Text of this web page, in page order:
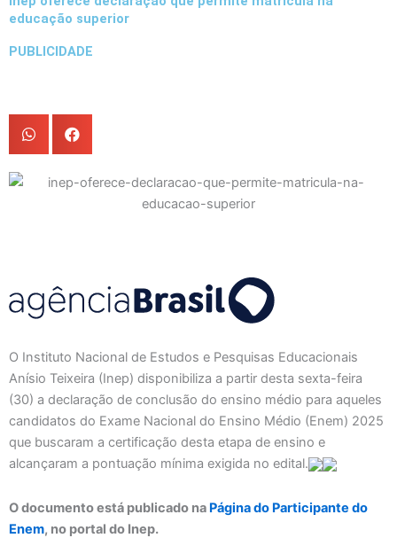
educação superior
PUBLICIDADE
O Instituto Nacional de Estudos e Pesquisas Educacionais
Anísio Teixeira (Inep) disponibiliza a partir desta sexta-feira
(30) a declaração de conclusão do ensino médio para aqueles
candidatos do Exame Nacional do Ensino Médio (Enem) 2025
que buscaram a certificação desta etapa de ensino e
alcançaram a pontuação mínima exigida no edital.
O documento está publicado na Página do Participante do
Enem, no portal do Inep.